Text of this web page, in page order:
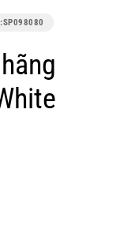
SP098080